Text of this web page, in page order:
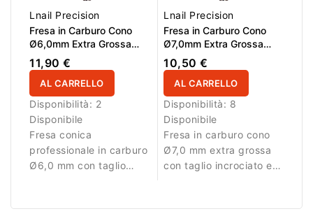
Lnail Precision
Fresa in Carburo Cono
Ø6,0mm Extra Grossa
Taglio Incrociato Super
Cut LL 14,6mm
11,90 €
AL CARRELLO
Disponibilità: 2
Disponibile
Fresa conica
professionale in carburo
Ø6,0 mm con taglio
attiva di 14,6 mm.
Lnail Precision
Fresa in Carburo Cono
Ø7,0mm Extra Grossa
Taglio Incrociato LL
15,0mm L/R
10,50 €
AL CARRELLO
Disponibilità: 8
Disponibile
Fresa in carburo cono
Ø7,0 mm extra grossa
con taglio incrociato e
del materiale.